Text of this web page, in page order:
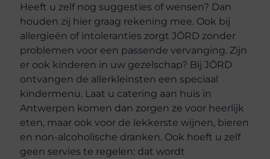
Heeft u zelf nog suggesties of wensen? Dan
houden zij hier graag rekening mee. Ook bij
allergieën of intoleranties zorgt JÖRD zonder
problemen voor een passende vervanging. Zijn
er ook kinderen in uw gezelschap? Bij JÖRD
ontvangen de allerkleinsten een speciaal
kindermenu. Laat u catering aan huis in
Antwerpen komen dan zorgen ze voor heerlijk
eten, maar ook voor de lekkerste wijnen, bieren
en non-alcoholische dranken. Ook hoeft u zelf
geen servies te regelen: dat wordt